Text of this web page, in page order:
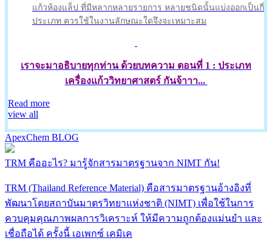
แก้วห้องแล็ป ที่มีหลากหลายรายการ หลายชนิดนั้นแบ่งออกเป็นกี่
ประเภท ควรใช้ในงานลักษณะใดจึงจะเหมาะสม
เราจะมาอธิบายทุกท่าน ด้วยบทความ ตอนที่ 1 : ประเภท
เครื่องแก้ววิทยาศาสตร์ กันจ้าาา...
Read more
view all
ApexChem BLOG
TRM คืออะไร? มารู้จักสารมาตรฐานจาก NIMT กัน!
TRM (Thailand Reference Material) คือสารมาตรฐานอ้างอิงที่
พัฒนาโดยสถาบันมาตรวิทยาแห่งชาติ (NIMT) เพื่อใช้ในการ
ควบคุมคุณภาพผลการวิเคราะห์ ให้มีความถูกต้องแม่นยำ และ
เชื่อถือได้ ครั้งนี้ เอเพกซ์ เคมิเค